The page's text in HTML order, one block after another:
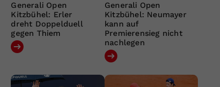
Generali Open
Kitzbühel: Erler
dreht Doppelduell
gegen Thiem
Generali Open
Kitzbühel: Neumayer
kann auf
Premierensieg nicht
nachlegen